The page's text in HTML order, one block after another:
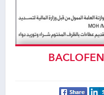
شراء وتوريد دواء BACLOFEN